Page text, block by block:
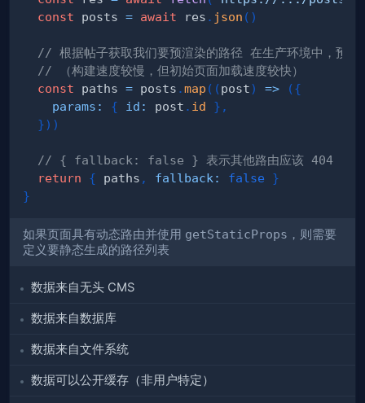
const posts = await res . json ( )
// 根据帖子获取我们要预渲染的路径 在生产环境中，预渲
// （构建速度较慢，但初始页面加载速度较快）
const paths = posts .map ( (post) => ({
params : { id : post . id } ,
}) )
// { fallback: false } 表示其他路由应该 404
return
{ paths , fallback : false
}
}
如果页面具有动态路由并使用 getStaticProps ，则需要
定义要静态生成的路径列表
数据来自无头 CMS
数据来自数据库
数据来自文件系统
数据可以公开缓存（非用户特定）